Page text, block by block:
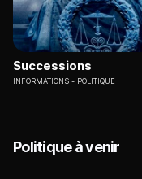
Successions
INFORMATIONS POLITIQUE
Politique à venir